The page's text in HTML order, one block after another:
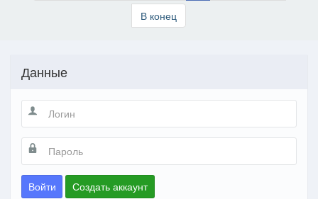
В конец
Данные
Войти Создать аккаунт